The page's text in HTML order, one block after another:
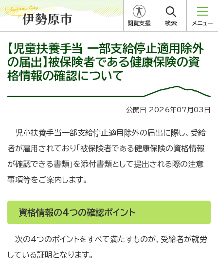
閲覧支援 検索 メニュー
【児童扶養手当 一部支給停止適用除外
の届出】被保険者である健康保険の資
格情報の確認について
公開日 2026年07月03日
児童扶養手当一部支給停止適用除外の届出に際し、受給
者が雇用されており「被保険者である健康保険の資格情報
が確認できる書類」を添付書類として提出される際の注意
事項等をご案内します。
資格情報の4つの確認ポイント
次の4つのポイントをすべて満たすものが、受給者が就労
している証明となります。